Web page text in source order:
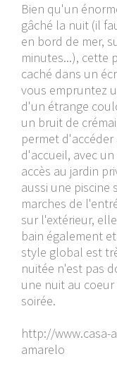
Bien qu'un
gâché la nuit (il
en bord de mer,
minutes...), cette
caché dans un
vous empruntez
d'un étrange
un bruit de
permet
d'accueil, avec
accès au jardin
aussi une piscine
marches de
sur l'extérieur,
bain également
style global est
nuitée n'est pas
une nuit au
soirée.
http://www.casa-
amarelo